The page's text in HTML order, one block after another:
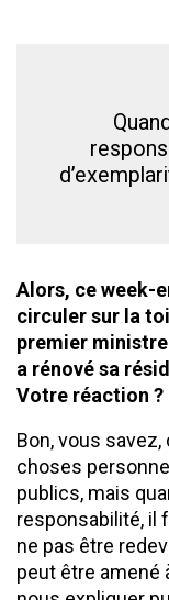
Alors, ce week-
circuler sur la
premier
a rénové sa
Votre réaction ?
Bon, vous savez,
choses
publics, mais
responsabilité, il
ne pas être
peut être amené